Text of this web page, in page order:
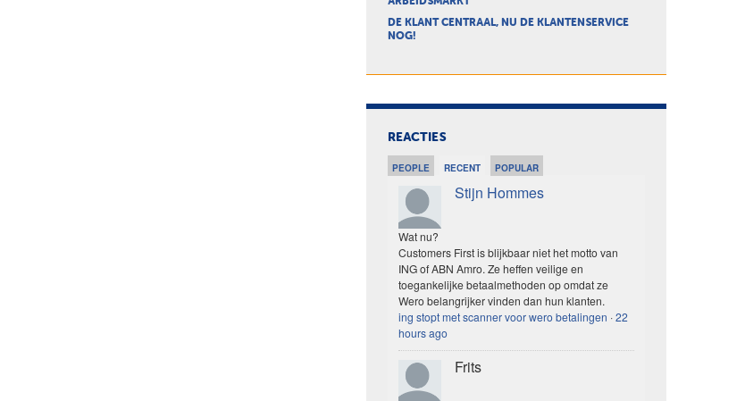
DE KLANT CENTRAAL, NU DE KLANTENSERVICE
NOG!
REACTIES
PEOPLE RECENT POPULAR
Stijn Hommes
Wat nu?
Customers First is blijkbaar niet het motto van
ING of ABN Amro. Ze heffen veilige en
toegankelijke betaalmethoden op omdat ze
Wero belangrijker vinden dan hun klanten.
ing stopt met scanner voor wero betalingen ·22
hours ago
Frits